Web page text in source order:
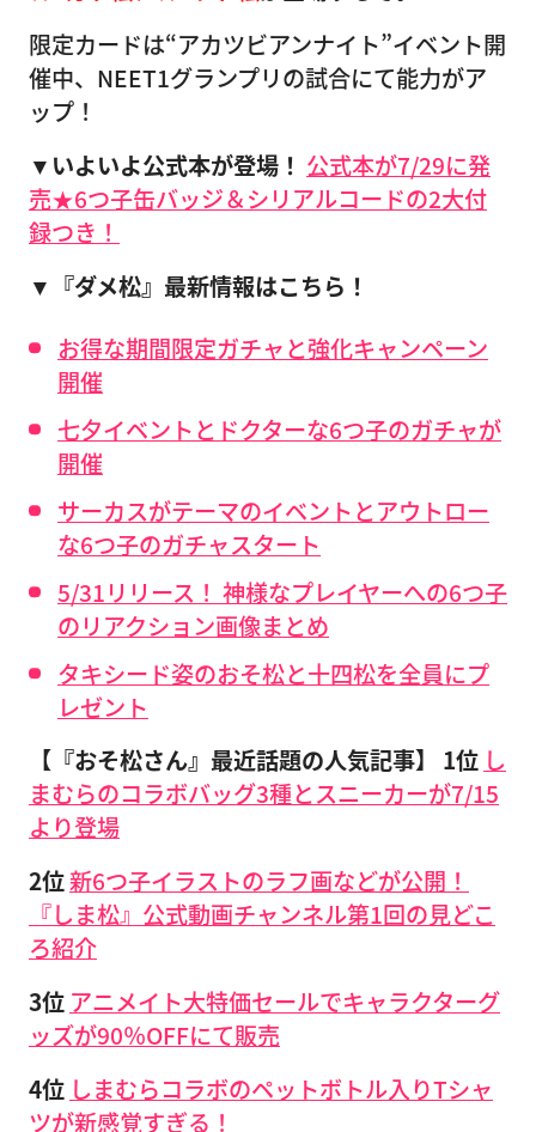
限定カードは“アカツビアンナイト”イベント開
催中、NEET1グランプリの試合にて能力がア
ップ！
▼いよいよ公式本が登場！ 公式本が7/29に発
売★6つ子缶バッジ＆シリアルコードの2大付
録つき！
▼『ダメ松』最新情報はこちら！
お得な期間限定ガチャと強化キャンペーン
開催
七夕イベントとドクターな6つ子のガチャが
開催
サーカスがテーマのイベントとアウトロー
な6つ子のガチャスタート
5/31リリース！ 神様なプレイヤーへの6つ子
のリアクション画像まとめ
タキシード姿のおそ松と十四松を全員にプ
レゼント
【『おそ松さん』最近話題の人気記事】 1位 し
まむらのコラボバッグ3種とスニーカーが7/15
より登場
2位新6つ子イラストのラフ画などが公開！
『しま松』公式動画チャンネル第1回の見どこ
ろ紹介
3位 アニメイト大特価セールでキャラクターグ
ッズが90％OFFにて販売
4位 しまむらコラボのペットボトル入りTシャ
ツが新感覚すぎる！